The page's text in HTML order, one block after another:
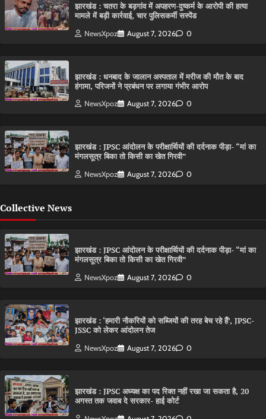
झारखंड : चतरा के बड़गांव में अपहरण-दुष्कर्म के आरोपी की हत्या
मामले में बड़ी कार्रवाई, चार पुलिसकर्मी सस्पेंड
NewsXpoz August 7, 2026 0
झारखंड : धनबाद के जालान अस्पताल में मरीज की मौत के बाद
हंगामा, परिजनों ने प्रबंधन पर लगाया गंभीर आरोप
NewsXpoz August 7, 2026 0
झारखंड : JPSC आंदोलन के परीक्षार्थियों की दर्दनाक पीड़ा- “मां का
मंगलसूत्र बिका तो किसी का खेत गिरवी”
NewsXpoz August 7, 2026 0
Collective News
झारखंड : JPSC आंदोलन के परीक्षार्थियों की दर्दनाक पीड़ा- “मां का
मंगलसूत्र बिका तो किसी का खेत गिरवी”
NewsXpoz August 7, 2026 0
झारखंड : ‘हमारी नौकरियों को सब्जियों की तरह बेच रहे हैं’, JPSC-
JSSC को लेकर आंदोलन तेज
NewsXpoz August 7, 2026 0
झारखंड : JPSC अध्यक्ष का पद रिक्त नहीं रखा जा सकता है, 20
अगस्त तक जवाब दे सरकार- हाई कोर्ट